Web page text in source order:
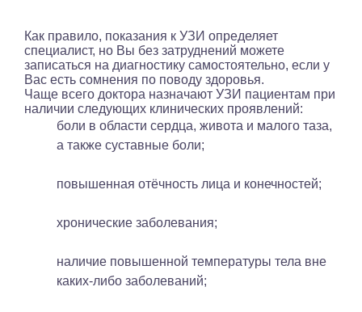
Как правило, показания к УЗИ определяет
специалист, но Вы без затруднений можете
записаться на диагностику самостоятельно, если у
Вас есть сомнения по поводу здоровья.
Чаще всего доктора назначают УЗИ пациентам при
наличии следующих клинических проявлений:
боли в области сердца, живота и малого таза,
а также суставные боли;
повышенная отёчность лица и конечностей;
хронические заболевания;
наличие повышенной температуры тела вне
каких-либо заболеваний;